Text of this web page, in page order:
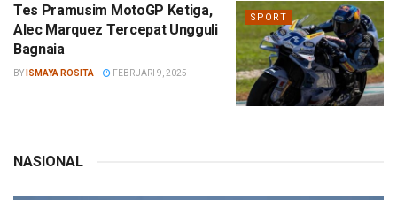
SPORT
Tes Pramusim MotoGP Ketiga,
Alec Marquez Tercepat Ungguli
Bagnaia
BY ISMAYA ROSITA FEBRUARI 9, 2025
NASIONAL